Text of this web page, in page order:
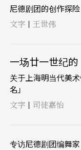
尼德剧团的创作探险
文字 | 王世伟
一场廿一世纪
关于上海明当代美
名」
文字 | 司徒嘉怡
专访尼德剧团编舞家